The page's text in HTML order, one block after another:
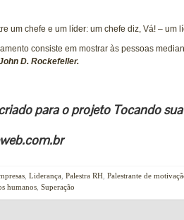
um chefe e um líder: um chefe diz, Vá! – um
consiste em mostrar às pessoas
D. Rockefeller.
para o projeto Tocando
Liderança Palestra RH Palestrante de
humanos Superação